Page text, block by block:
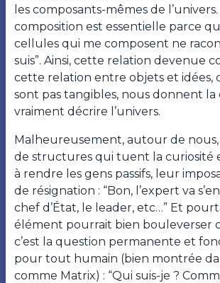
les composants-mêmes de
composition est essentielle parce
cellules qui me composent ne
suis”. Ainsi, cette relation devenue
cette relation entre objets et idées,
sont pas tangibles, nous donnent la
vraiment décrire l’univers.
Malheureusement, autour de nous,
de structures qui tuent la curiosité
à rendre les gens passifs, leur
de résignation : “Bon, l’expert va
chef d’État, le leader, etc…” Et
élément pourrait bien bouleverser
c’est la question permanente et
pour tout humain (bien montrée
comme Matrix) : “Qui suis-je ?